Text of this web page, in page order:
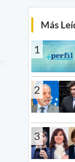
Más
1
2
3